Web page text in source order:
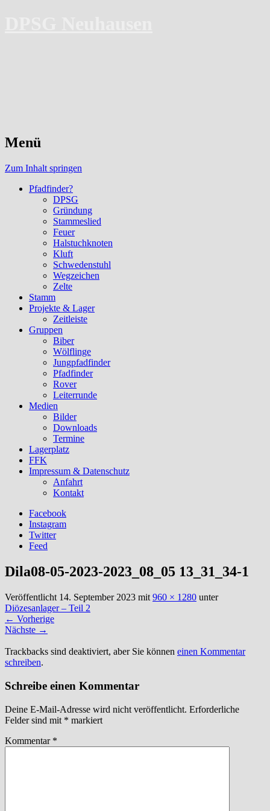
Menü
Zum Inhalt springen
Pfadfinder?
DPSG
Gründung
Stammeslied
Feuer
Halstuchknoten
Kluft
Schwedenstuhl
Wegzeichen
Zelte
Stamm
Projekte & Lager
Zeitleiste
Gruppen
Biber
Wölflinge
Jungpfadfinder
Pfadfinder
Rover
Leiterrunde
Medien
Bilder
Downloads
Termine
Lagerplatz
FFK
Impressum & Datenschutz
Anfahrt
Kontakt
Facebook
Instagram
Twitter
Feed
Dila08-05-2023-2023_08_05 13_31_34-1
Veröffentlicht 14. September 2023 mit 960 × 1280 unter
Diözesanlager – Teil 2
← Vorherige
Nächste →
Trackbacks sind deaktiviert, aber Sie können einen Kommentar
schreiben.
Schreibe einen Kommentar
Deine E-Mail-Adresse wird nicht veröffentlicht. Erforderliche
Felder sind mit * markiert
Kommentar *